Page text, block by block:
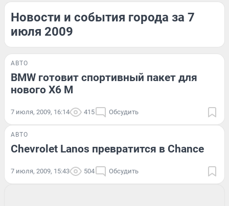
Новости и события города за 7
июля 2009
АВТО
BMW готовит спортивный пакет для
нового X6 M
7 июля, 2009, 16:14 415 Обсудить
АВТО
Chevrolet Lanos превратится в Chance
7 июля, 2009, 15:43 504 Обсудить